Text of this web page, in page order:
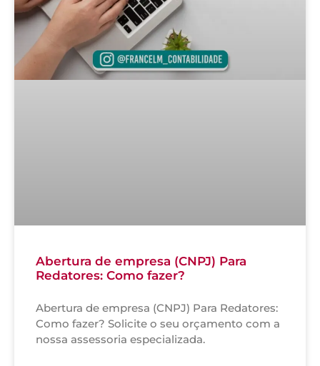
Abertura de empresa (CNPJ) Para
Redatores: Como fazer?
Abertura de empresa (CNPJ) Para Redatores:
Como fazer? Solicite o seu orçamento com a
nossa assessoria especializada.